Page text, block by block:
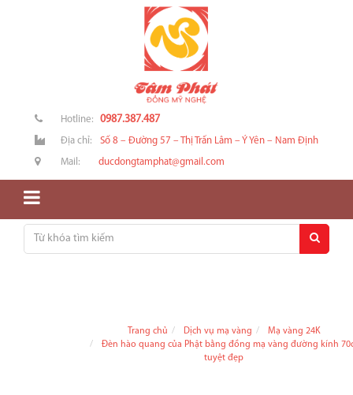
Hotline: 0987.387.487
Địa chỉ: Số 8 – Đường 57 – Thị Trấn Lâm – Ý Yên – Nam Định
Mail: ducdongtamphat@gmail.com
Trang chủ Dịch vụ mạ vàng
Mạ vàng 24K
Đèn hào quang của Phật bằng đồng mạ vàng đường kính
tuyệt đẹp